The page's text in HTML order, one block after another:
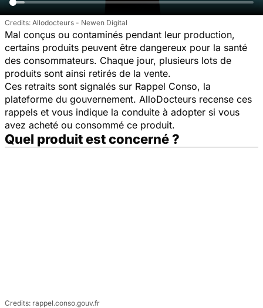
Allodocteurs - Newen Digital
Mal conçus ou contaminés pendant leur production,
certains produits peuvent être dangereux pour la santé
des consommateurs. Chaque jour, plusieurs lots de
produits sont ainsi retirés de la vente.
Ces retraits sont signalés sur Rappel Conso, la
plateforme du gouvernement. AlloDocteurs recense ces
rappels et vous indique la conduite à adopter si vous
avez acheté ou consommé ce produit.
Quel produit est concerné ?
rappel.conso.gouv.fr